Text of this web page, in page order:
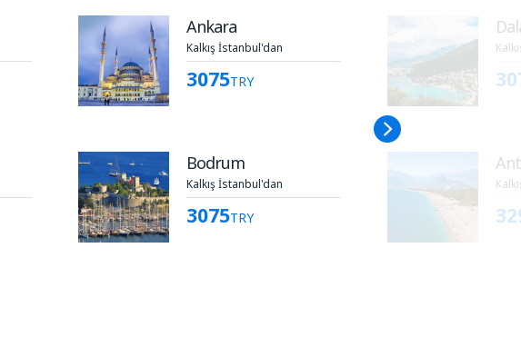
Ankara
Kalkış İstanbul'dan
3075TRY
Bodrum
Kalkış İstanbul'dan
3075TRY